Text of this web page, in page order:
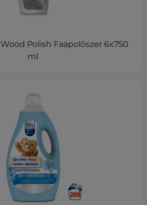
Polish Faápolószer 6x750
ml